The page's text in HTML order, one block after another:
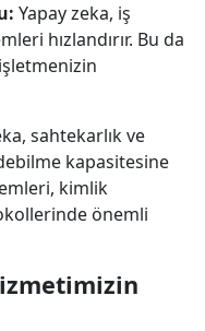
Yapay zeka, iş
hızlandırır. Bu da
sahtekarlık ve
kapasitesine
kimlik
önemli